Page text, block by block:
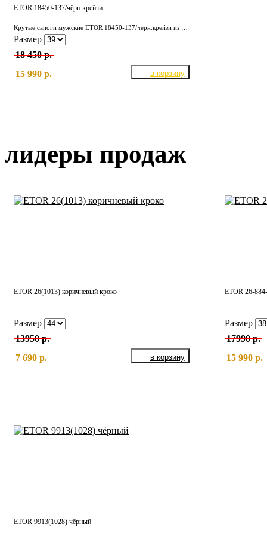
ETOR 18450-137/чёрн.крейзи
Размер
18 450 р.
15 990 р.
лидеры продаж
ETOR 26(1013) коричневый кроко
Размер
13950 р.
7 690 р.
ETOR 26-
Размер
17990 р.
15 990 р.
ETOR 9913(1028) чёрный